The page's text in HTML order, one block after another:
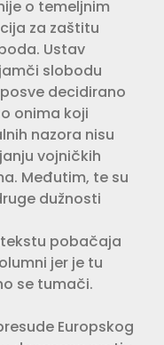
o temeljnim
za zaštitu
Ustav
slobodu
decidirano
onima koji
nazora nisu
vojničkih
Međutim, te su
dužnosti
pobačaja
jer je tu
se tumači.
Europskog